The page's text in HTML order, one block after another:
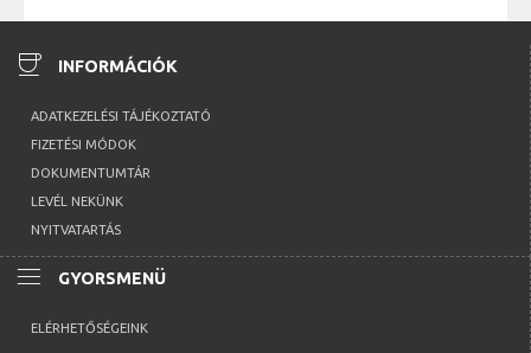
coffee INFORMÁCIÓK
ADATKEZELÉSI TÁJÉKOZTATÓ
FIZETÉSI MÓDOK
DOKUMENTUMTÁR
LEVÉL NEKÜNK
NYITVATARTÁS
menu GYORSMENÜ
ELÉRHETŐSÉGEINK